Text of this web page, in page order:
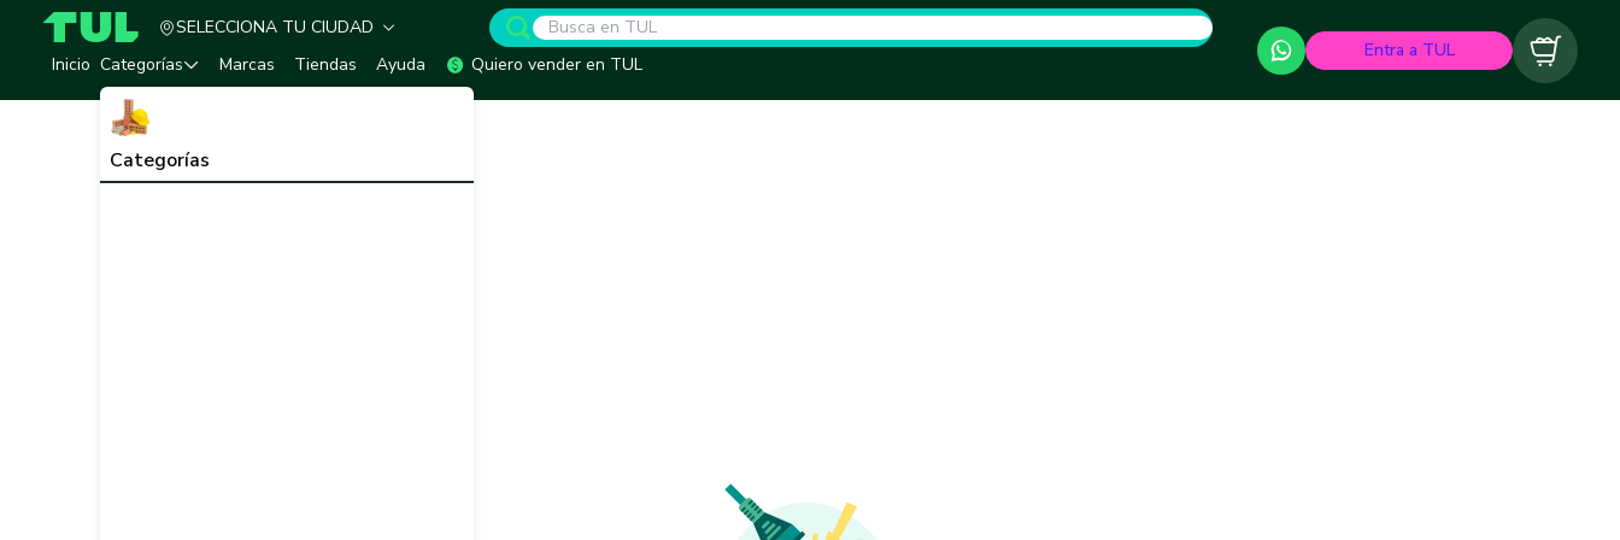
TUL - Tu Marketplace de Construcción
SELECCIONA TU CIUDAD
Inicio Categorías
Categorías
Marcas Tiendas Ayuda Quiero vender en TUL
Entra a TUL Carrito